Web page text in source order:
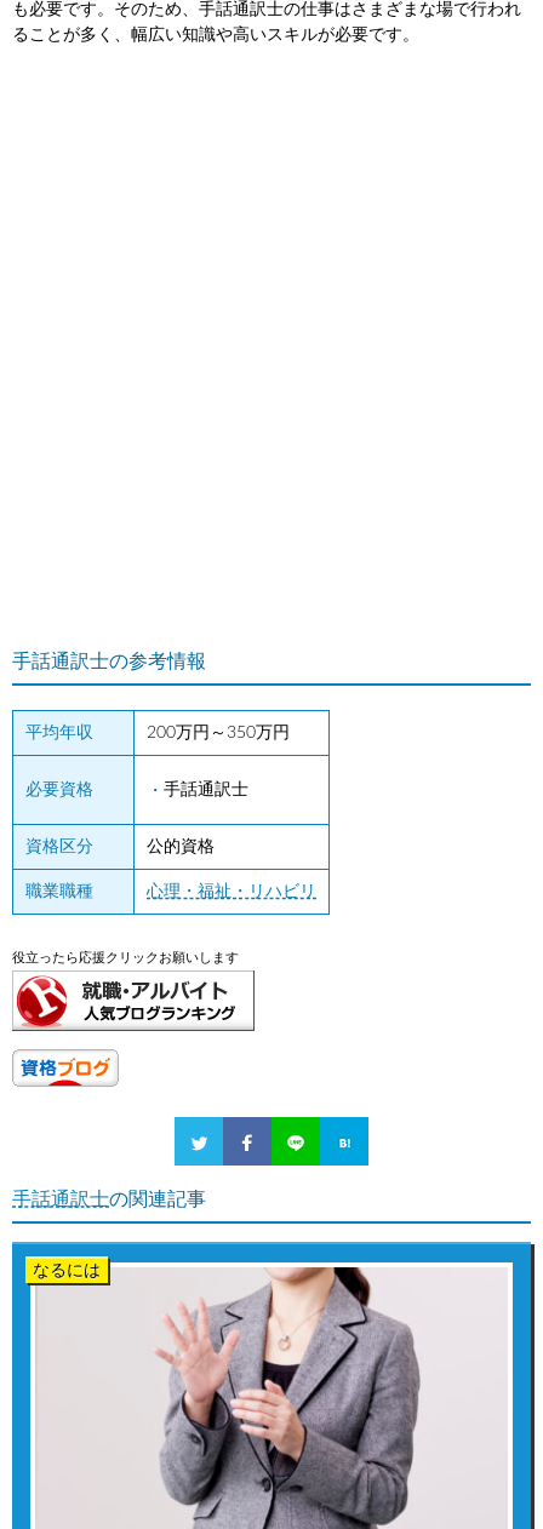
も必要です。そのため、手話通訳士の仕事はさまざまな場で行われ
ることが多く、幅広い知識や高いスキルが必要です。
手話通訳士の参考情報
平均年収 200万円～350万円
必要資格 手話通訳士
資格区分 公的資格
職業職種 心理・福祉・リハビリ
役立ったら応援クリックお願いします
手話通訳士の関連記事
なるには